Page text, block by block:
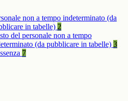
non a tempo indeterminato (da
in tabelle) 2
del personale non a tempo
(da pubblicare in tabelle) 3
7